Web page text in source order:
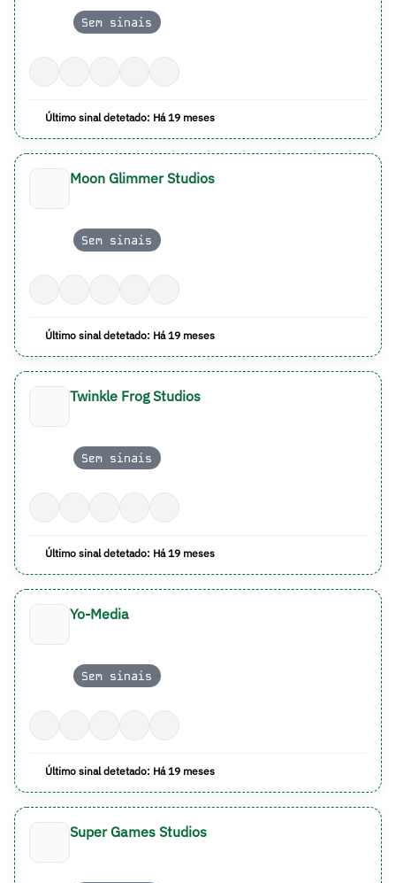
Sem sinais
Último sinal detetado: Há 19 meses
Moon Glimmer Studios
Sem sinais
Último sinal detetado: Há 19 meses
Twinkle Frog Studios
Sem sinais
Último sinal detetado: Há 19 meses
Yo-Media
Sem sinais
Último sinal detetado: Há 19 meses
Super Games Studios